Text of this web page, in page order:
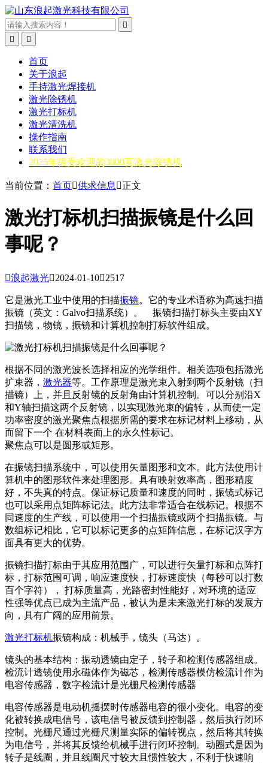



首页
关于浪起
手持激光焊接机
激光除锈机
激光打标机
激光清洗机
操作指南
联系我们
2025年很受欢迎的3000瓦激光除锈机
当前位置： 首页供求信息 正文
激光打标机扫描振镜是什么回
事呢？
浪起激光2024-01-102517
它是激光工业中使用的扫描振镜。它的专业术语称为高速扫描
振镜（英文：Galvo扫描系统）。 振镜扫描打标头主要由XY
扫描镜，物镜，振镜和计算机控制打标软件组成。
根据不同的激光波长选择相应的光学组件。相关选项包括激光
扩束器， 激光器等。工作原理是激光束入射到两个反射镜（扫
描镜）上，并且反射镜的反射角由计算机控制。可以分别沿X
和Y轴扫描这两个反射镜，以实现激光束的偏转，从而使一定
功率密度的激光聚焦点根据所需的要求在标记材料上移动，从
而留下一个 在材料表面上的永久性标记。
聚焦点可以是圆形或矩形。
在振镜扫描系统中，可以使用矢量图形和文本。此方法使用计
算机中的图形软件来处理图形。具有映射效率高，图形精度
好，不失真的特点。保证标记质量和速度的同时，振镜式标记
也可以采用点矩阵标记法。此方法非常适合在线标记。根据不
同速度的生产线，可以使用一个扫描振镜或两个扫描振镜。与
数组标记相比，它可以标记更多的点矩阵信息，在标记汉字方
面具有更大的优势。
振镜扫描打标由于其应用范围广，可以进行矢量打标和点阵打
标，打标范围可调，响应速度快，打标速度快（每秒可以打数
百个字符）， 打标质量高，光路密封性能好，对环境的适应
性强等优点已成为主流产品，被认为是未来激光打标的发展方
向，具有广阔的应用前景。
激光打标机振镜构成：机械手，镜头（马达）。
镜头的基本结构：振动透镜由定子，转子和检测传感器组成。
检流计透镜使用永磁体作为磁芯，检测传感器模仿检流计作为
电容传感器，数字检流计是光栅尺检测传感器
电容传感器是电动机摇摆时传感器电容的很小变化。电容的变
化被转换成电信号，该电信号被反馈到控制器，然后执行闭环
控制。光栅尺通过光栅尺测量实际的偏转视点，然后将其转换
为电信号，并将其反馈给机械手进行闭环控制。动圈式是因为
转子是线圈，并且线圈尺寸较大且惯性较大，不利于快速响